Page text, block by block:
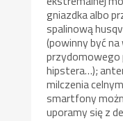
gniazdka albo
spalinową
(powinny być
przydomowego
hipstera…);
milczenia
smartfony
uporamy się z